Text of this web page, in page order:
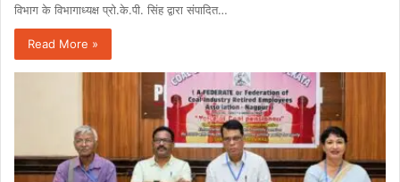
विभाग के विभागाध्यक्ष प्रो.के.पी. सिंह द्वारा संपादित…
Read More »